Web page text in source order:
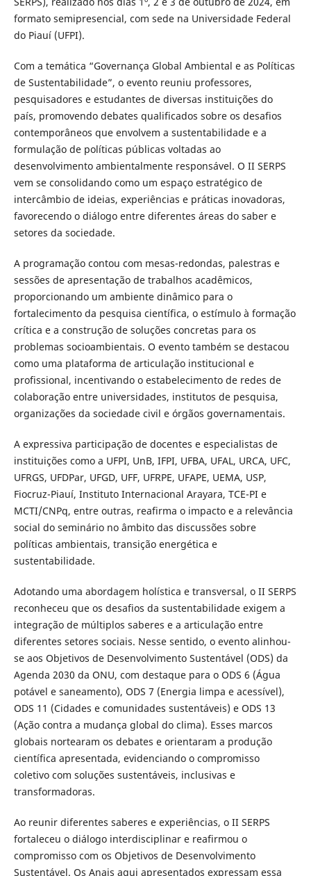
formato semipresencial, com sede na Universidade Federal
do Piauí (UFPI).
Com a temática “Governança Global Ambiental e as Políticas
de Sustentabilidade”, o evento reuniu professores,
pesquisadores e estudantes de diversas instituições do
país, promovendo debates qualificados sobre os desafios
contemporâneos que envolvem a sustentabilidade e a
formulação de políticas públicas voltadas ao
desenvolvimento ambientalmente responsável. O II SERPS
vem se consolidando como um espaço estratégico de
intercâmbio de ideias, experiências e práticas inovadoras,
favorecendo o diálogo entre diferentes áreas do saber e
setores da sociedade.
A programação contou com mesas-redondas, palestras e
sessões de apresentação de trabalhos acadêmicos,
proporcionando um ambiente dinâmico para o
fortalecimento da pesquisa científica, o estímulo à formação
crítica e a construção de soluções concretas para os
problemas socioambientais. O evento também se destacou
como uma plataforma de articulação institucional e
profissional, incentivando o estabelecimento de redes de
colaboração entre universidades, institutos de pesquisa,
organizações da sociedade civil e órgãos governamentais.
A expressiva participação de docentes e especialistas de
instituições como a UFPI, UnB, IFPI, UFBA, UFAL, URCA, UFC,
UFRGS, UFDPar, UFGD, UFF, UFRPE, UFAPE, UEMA, USP,
Fiocruz-Piauí, Instituto Internacional Arayara, TCE-PI e
MCTI/CNPq, entre outras, reafirma o impacto e a relevância
social do seminário no âmbito das discussões sobre
políticas ambientais, transição energética e
sustentabilidade.
Adotando uma abordagem holística e transversal, o II SERPS
reconheceu que os desafios da sustentabilidade exigem a
integração de múltiplos saberes e a articulação entre
diferentes setores sociais. Nesse sentido, o evento alinhou-
se aos Objetivos de Desenvolvimento Sustentável (ODS) da
Agenda 2030 da ONU, com destaque para o ODS 6 (Água
potável e saneamento), ODS 7 (Energia limpa e acessível),
ODS 11 (Cidades e comunidades sustentáveis) e ODS 13
(Ação contra a mudança global do clima). Esses marcos
globais nortearam os debates e orientaram a produção
científica apresentada, evidenciando o compromisso
coletivo com soluções sustentáveis, inclusivas e
transformadoras.
Ao reunir diferentes saberes e experiências, o II SERPS
fortaleceu o diálogo interdisciplinar e reafirmou o
compromisso com os Objetivos de Desenvolvimento
Sustentável. Os Anais aqui apresentados expressam essa